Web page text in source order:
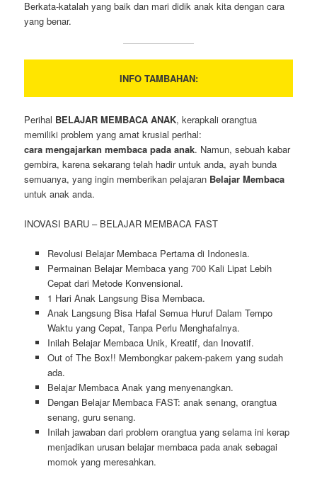
Berkata-katalah yang baik dan mari didik anak kita dengan cara
yang benar.
INFO TAMBAHAN:
Perihal BELAJAR MEMBACA ANAK, kerapkali orangtua
memiliki problem yang amat krusial perihal:
cara mengajarkan membaca pada anak. Namun, sebuah kabar
gembira, karena sekarang telah hadir untuk anda, ayah bunda
semuanya, yang ingin memberikan pelajaran Belajar Membaca
untuk anak anda.
INOVASI BARU – BELAJAR MEMBACA FAST
Revolusi Belajar Membaca Pertama di Indonesia.
Permainan Belajar Membaca yang 700 Kali Lipat Lebih
Cepat dari Metode Konvensional.
1 Hari Anak Langsung Bisa Membaca.
Anak Langsung Bisa Hafal Semua Huruf Dalam Tempo
Waktu yang Cepat, Tanpa Perlu Menghafalnya.
Inilah Belajar Membaca Unik, Kreatif, dan Inovatif.
Out of The Box!! Membongkar pakem-pakem yang sudah
ada.
Belajar Membaca Anak yang menyenangkan.
Dengan Belajar Membaca FAST: anak senang, orangtua
senang, guru senang.
Inilah jawaban dari problem orangtua yang selama ini kerap
menjadikan urusan belajar membaca pada anak sebagai
momok yang meresahkan.